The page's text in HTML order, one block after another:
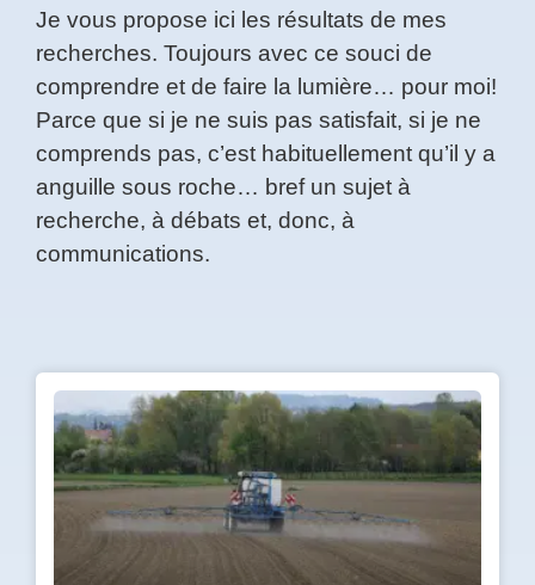
Je vous propose ici les résultats de mes
recherches. Toujours avec ce souci de
comprendre et de faire la lumière… pour moi!
Parce que si je ne suis pas satisfait, si je ne
comprends pas, c’est habituellement qu’il y a
anguille sous roche… bref un sujet à
recherche, à débats et, donc, à
communications.
incrivant
à
infolettre.
Prénom
Courriel
*
tout
temps
Je